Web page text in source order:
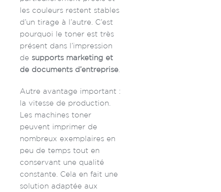
les couleurs restent stables
d’un tirage à l’autre. C’est
pourquoi le toner est très
présent dans l’impression
de supports marketing et
de documents d’entreprise.
Autre avantage important :
la vitesse de production.
Les machines toner
peuvent imprimer de
nombreux exemplaires en
peu de temps tout en
conservant une qualité
constante. Cela en fait une
solution adaptée aux